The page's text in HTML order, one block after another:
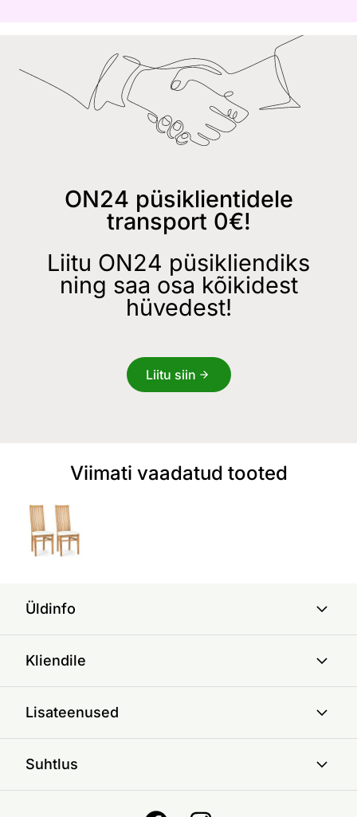
ON24 püsiklientidele
transport 0€!
Liitu ON24 püsikliendiks
ning saa osa kõikidest
hüvedest!
Liitu siin
Viimati vaadatud tooted
Üldinfo
Kliendile
Lisateenused
Suhtlus